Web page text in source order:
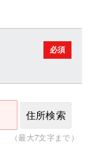
（最大7文字まで）
住所検索